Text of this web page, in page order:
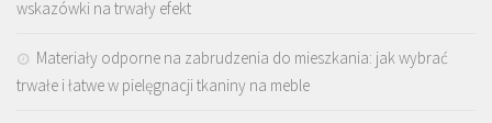
wskazówki na trwały efekt
Materiały odporne na zabrudzenia do mieszkania: jak wybrać
trwałe i łatwe w pielęgnacji tkaniny na meble